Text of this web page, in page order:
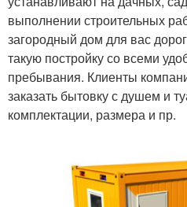
выполнении строительных
загородный дом для вас
такую постройку со всеми
пребывания. Клиенты
заказать бытовку с душем и
комплектации, размера и пр.